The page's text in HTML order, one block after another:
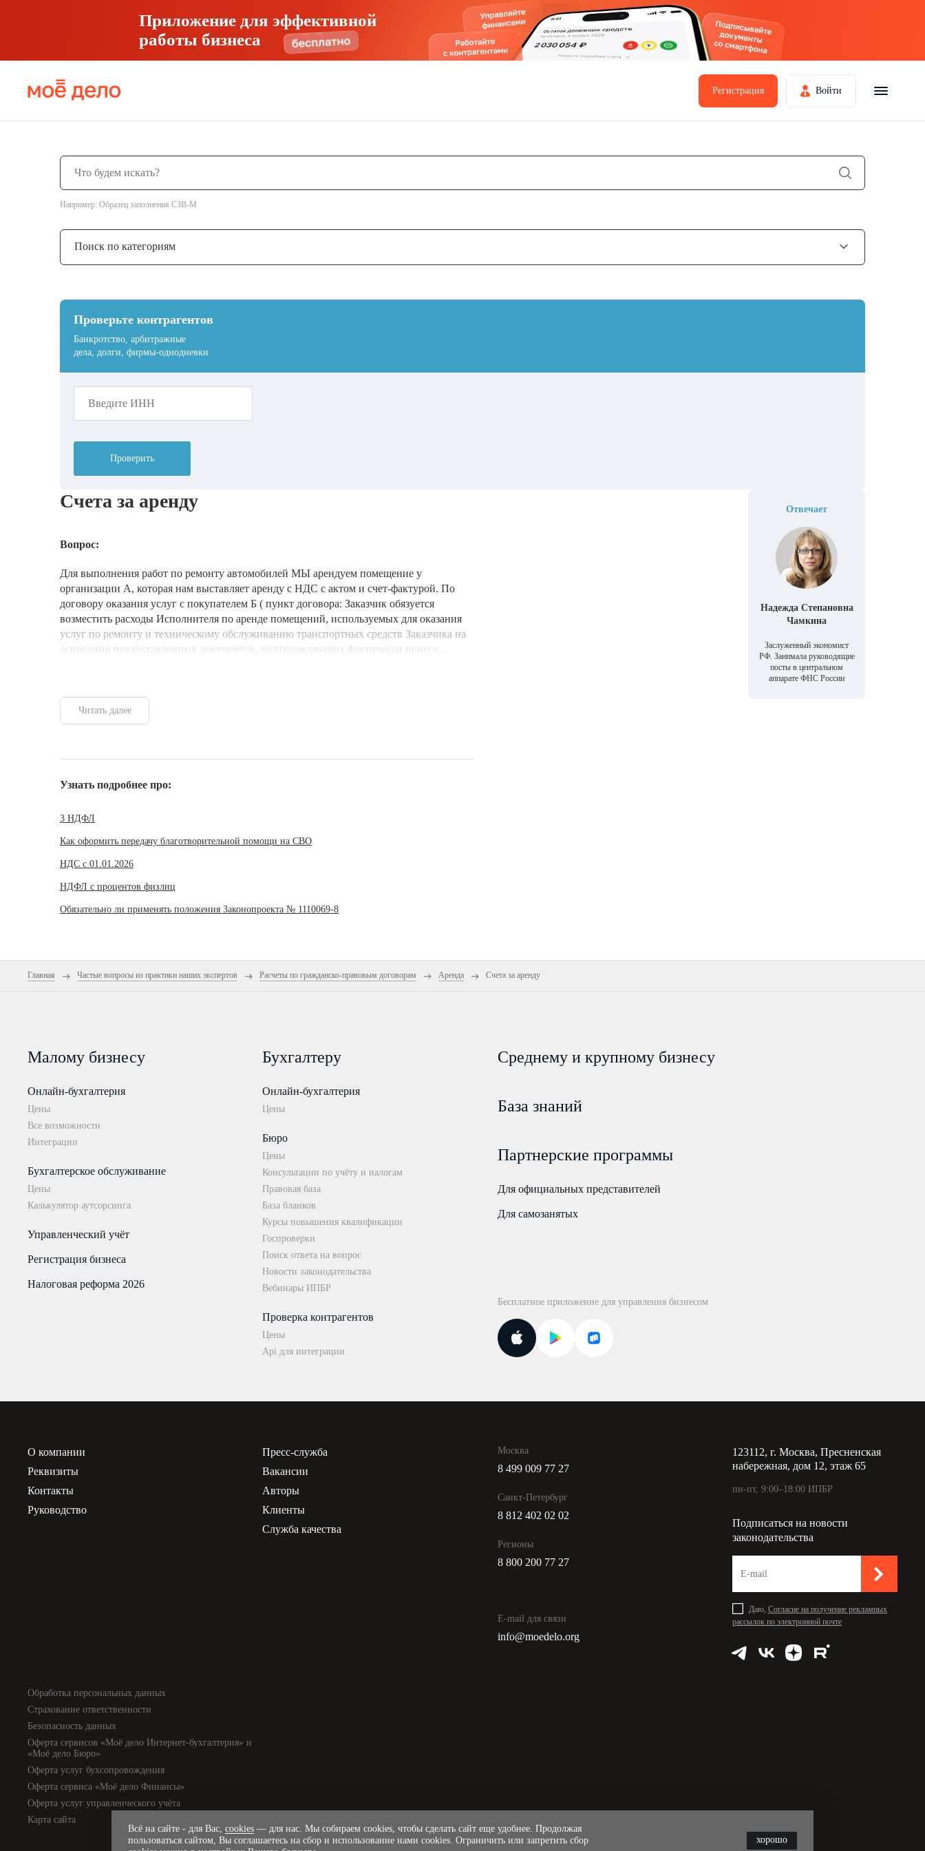
Приложение для эффективной
работы бизнеса
Регистрация Войти
Например: Образец заполнения СЗВ-М
Поиск по категориям
Проверьте контрагентов
Банкротство, арбитражные
дела, долги, фирмы-однодневки
Проверить
Счета за аренду
Вопрос:
Для выполнения работ по ремонту автомобилей МЫ арендуем помещение у
организации А, которая нам выставляет аренду с НДС с актом и счет-фактурой. По
договору оказания услуг с покупателем Б ( пункт договора: Заказчик обязуется
возместить расходы Исполнителя по аренде помещений, используемых для оказания
услуг по ремонту и техническому обслуживанию транспортных средств Заказчика на
основании предоставленных документов, подтверждающих фактически понесе...
Читать далее
Узнать подробнее про:
3 НДФЛ
Как оформить передачу благотворительной помощи на СВО
НДС с 01.01.2026
НДФЛ с процентов физлиц
Обязательно ли применять положения Законопроекта № 1110069-8
Отвечает
Надежда Степановна
Чамкина
Заслуженный экономист
РФ. Занимала руководящие
посты в центральном
аппарате ФНС России
Главная Частые вопросы из практики наших экспертов Расчеты по гражданско-правовым договорам Аренда Счета за аренду
Малому бизнесу
Онлайн-бухгалтерия
Цены
Все возможности
Интеграции
Бухгалтерское обслуживание
Цены
Калькулятор аутсорсинга
Управленческий учёт
Регистрация бизнеса
Налоговая реформа 2026
Бухгалтеру
Онлайн-бухгалтерия
Цены
Бюро
Цены
Консультации по учёту и налогам
Правовая база
База бланков
Курсы повышения квалификации
Госпроверки
Поиск ответа на вопрос
Новости законодательства
Вебинары ИПБР
Проверка контрагентов
Цены
Api для интеграции
Среднему и крупному бизнесу
База знаний
Партнерские программы
Для официальных представителей
Для самозанятых
Бесплатное приложение для управления бизнесом
О компании
Реквизиты
Контакты
Руководство
Пресс-служба
Вакансии
Авторы
Клиенты
Служба качества
Москва
8 499 009 77 27
Санкт-Петербург
8 812 402 02 02
Регионы
8 800 200 77 27
E-mail для связи
info@moedelo.org
123112, г. Москва, Пресненская
набережная, дом 12, этаж 65
пн-пт, 9:00–18:00 ИПБР
Подписаться на новости
законодательства
Даю, Согласие на получение рекламных
рассылок по электронной почте
Обработка персональных данных
Страхование ответственности
Безопасность данных
Оферта сервисов «Моё дело Интернет-бухгалтерия» и
«Моё дело Бюро»
Оферта услуг бухсопровождения
Оферта сервиса «Моё дело Финансы»
Оферта услуг управленческого учёта
Карта сайта
Всё на сайте - для Вас, cookies — для нас. Мы собираем cookies, чтобы сделать сайт еще удобнее. Продолжая
пользоваться сайтом, Вы соглашаетесь на сбор и использование нами cookies. Ограничить или запретить сбор
хорошо